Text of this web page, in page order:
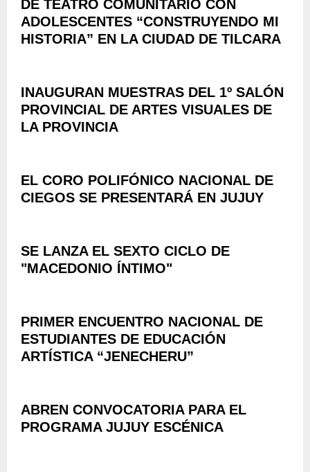
DE TEATRO COMUNITARIO CON
ADOLESCENTES “CONSTRUYENDO MI
HISTORIA” EN LA CIUDAD DE TILCARA
INAUGURAN MUESTRAS DEL 1º SALÓN
PROVINCIAL DE ARTES VISUALES DE
LA PROVINCIA
EL CORO POLIFÓNICO NACIONAL DE
CIEGOS SE PRESENTARÁ EN JUJUY
SE LANZA EL SEXTO CICLO DE
"MACEDONIO ÍNTIMO"
PRIMER ENCUENTRO NACIONAL DE
ESTUDIANTES DE EDUCACIÓN
ARTÍSTICA “JENECHERU”
ABREN CONVOCATORIA PARA EL
PROGRAMA JUJUY ESCÉNICA